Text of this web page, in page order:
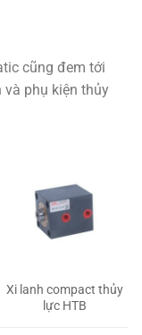
cũng đem tới
và phụ kiện thủy
Xi lanh compact thủy
lực HTB